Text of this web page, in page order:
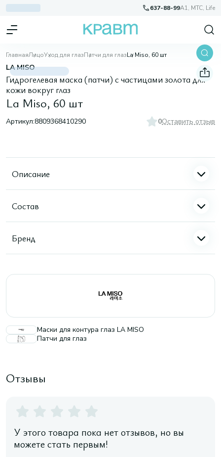
637-88-99A1, МТС, Life
ГлавнаяЛицоУход для глазПатчи для глазLa Miso, 60 шт
LA MISO
Гидрогелевая маска (патчи) с частицами золота для
кожи вокруг глаз
La Miso, 60 шт
Артикул:8809368410290 0Оставить отзыв
Описание
Состав
Бренд
Маски для контура глаз LA MISO
Патчи для глаз
Отзывы
У этого товара пока нет отзывов, но вы
можете стать первым!